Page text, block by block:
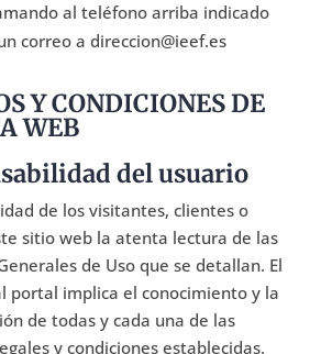
al teléfono arriba indicado
correo a direccion@ieef.es
Y CONDICIONES DE
WEB
del usuario
de los visitantes, clientes o
sitio web la atenta lectura de las
de Uso que se detallan. El
portal implica el conocimiento y la
de todas y cada una de las
y condiciones establecidas.